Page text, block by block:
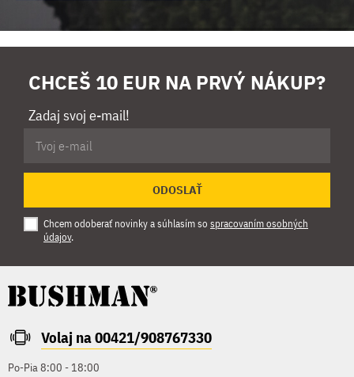
CHCEŠ 10 EUR NA PRVÝ NÁKUP?
Zadaj svoj e-mail!
ODOSLAŤ
Chcem odoberať novinky a súhlasím so spracovaním osobných
údajov.
Volaj na 00421/908767330
Po-Pia 8:00 - 18:00